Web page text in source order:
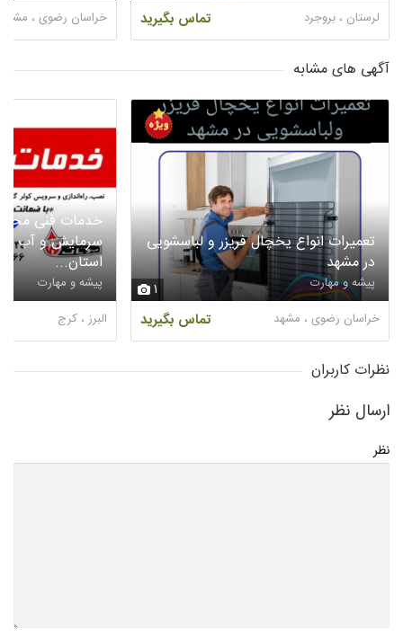
تماس بگیرید لرستان ، بروجرد
خراسان رضوی ، مشهد
آگهی های مشابه
1
تعمیرات انواع یخچال فریزر و لباسشویی
در مشهد
پیشه و مهارت
تماس بگیرید خراسان رضوی ، مشهد
خدمات فنی
سرمایش و آب و
استان...
پیشه و مهارت
البرز ، کرج
نظرات کاربران
ارسال نظر
نظر